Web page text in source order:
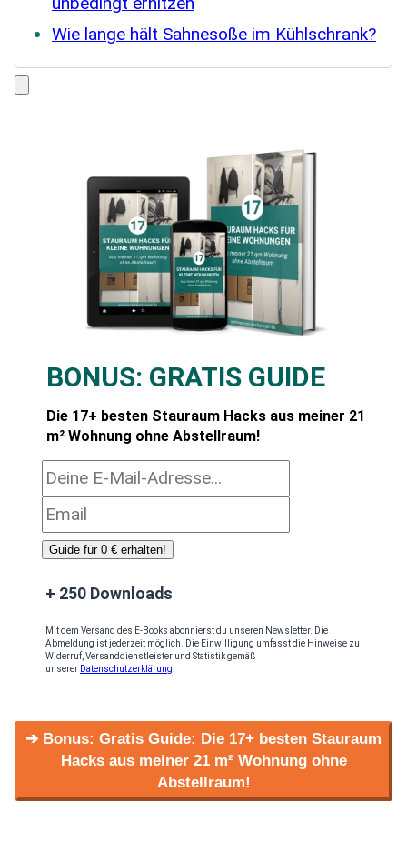
Wie lange hält Sahnesoße im Kühlschrank?
BONUS: GRATIS GUIDE
Die 17+ besten Stauraum Hacks aus meiner 21
m² Wohnung ohne Abstellraum!
Guide für 0 € erhalten!
+ 250 Downloads
Mit dem Versand des E-Books abonnierst du unseren Newsletter. Die
Abmeldung ist jederzeit möglich. Die Einwilligung umfasst die Hinweise zu
Widerruf, Versanddienstleister und Statistik gemäß
unserer Datenschutzerklärung
➔ Bonus: Gratis Guide: Die 17+ besten Stauraum
Hacks aus meiner 21 m² Wohnung ohne
Abstellraum!